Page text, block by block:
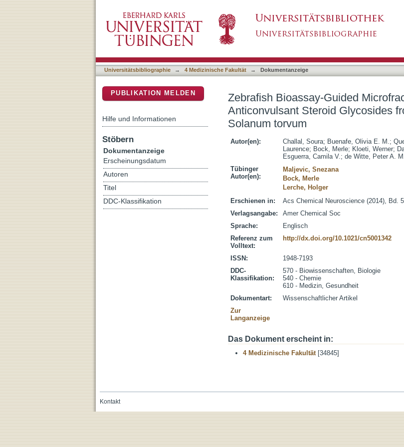
Zebrafish Bioassay-Guided Microfractionation Identifies
the Philippine Medicinal Plant Solanum torvum
Universitätsbibliographie → 4 Medizinische Fakultät → Dokumentanzeige
Zebrafish Bioassay-Guided
Anticonvulsant Steroid Glycosides
Solanum torvum
Autor(en): Challal, Soura; Buenafe, Olivia E. M.;
Laurence; Bock, Merle; Kloeti, Werner;
Esguerra, Camila V.; de Witte, Peter A.
Tübinger
Autor(en):
Maljevic, Snezana
Bock, Merle
Lerche, Holger
Erschienen in:
Acs Chemical Neuroscience (2014), Bd.
Verlagsangabe:
Amer Chemical Soc
Sprache:
Englisch
Referenz zum
Volltext:
http://dx.doi.org/10.1021/cn5001342
ISSN:
1948-7193
DDC-
Klassifikation:
570 - Biowissenschaften, Biologie
540 - Chemie
610 - Medizin, Gesundheit
Dokumentart:
Wissenschaftlicher Artikel
Zur
Langanzeige
Das Dokument erscheint in:
4 Medizinische Fakultät[34845]
PUBLIKATION MELDEN
Hilfe und Informationen
Stöbern
Dokumentanzeige
Erscheinungsdatum
Autoren
Titel
DDC-Klassifikation
Kontakt